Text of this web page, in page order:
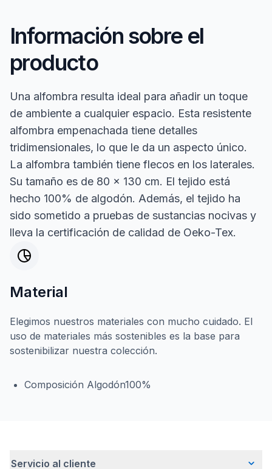
Información sobre el
producto
Una alfombra resulta ideal para añadir un toque
de ambiente a cualquier espacio. Esta resistente
alfombra empenachada tiene detalles
tridimensionales, lo que le da un aspecto único.
La alfombra también tiene flecos en los laterales.
Su tamaño es de 80 x 130 cm. El tejido está
hecho 100% de algodón. Además, el tejido ha
sido sometido a pruebas de sustancias nocivas y
lleva la certificación de calidad de Oeko-Tex.
Material
Elegimos nuestros materiales con mucho cuidado. El
uso de materiales más sostenibles es la base para
sostenibilizar nuestra colección.
Composición Algodón100%
Servicio al cliente